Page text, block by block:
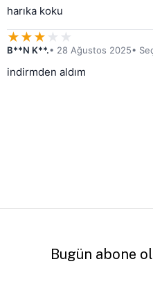
harıka koku
★★★ ★ ★
B**N K**.• 28 Ağustos 2025•
indirmden aldım
Bugün abone